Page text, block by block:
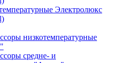
Электролюкс
низкотемпературные
средне- и